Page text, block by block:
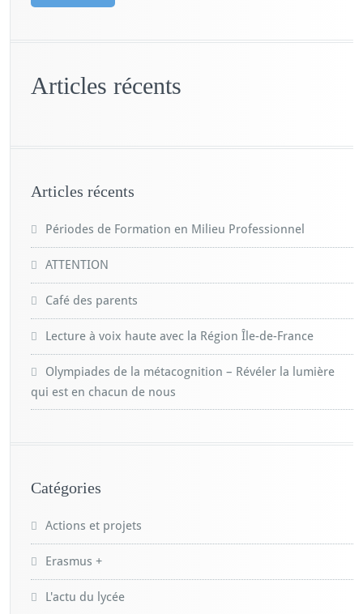
Articles récents
Articles récents
Périodes de Formation en Milieu Professionnel
ATTENTION
Café des parents
Lecture à voix haute avec la Région Île-de-France
Olympiades de la métacognition – Révéler la lumière
qui est en chacun de nous
Catégories
Actions et projets
Erasmus +
L'actu du lycée